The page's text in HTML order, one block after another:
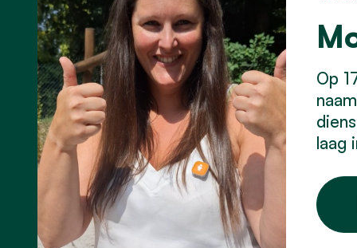
Op
laag